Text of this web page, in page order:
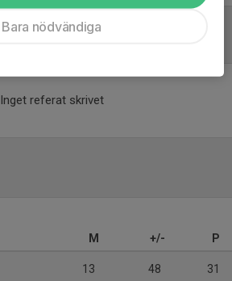
Inget referat skrivet
M +/- P
13 48 31
Bara nödvändiga